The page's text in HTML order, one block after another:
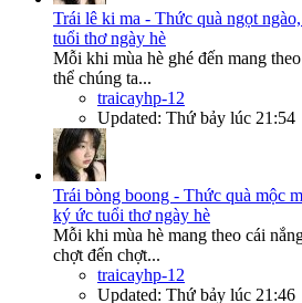
Trái lê ki ma - Thức quà ngọt
tuổi thơ ngày hè
Mỗi khi mùa hè ghé đến mang
thể chúng ta...
traicayhp-12
Updated: Thứ bảy lúc 21:54
Trái bòng boong - Thức quà mộc
ký ức tuổi thơ ngày hè
Mỗi khi mùa hè mang theo cái
chợt đến chợt...
traicayhp-12
Updated: Thứ bảy lúc 21:46